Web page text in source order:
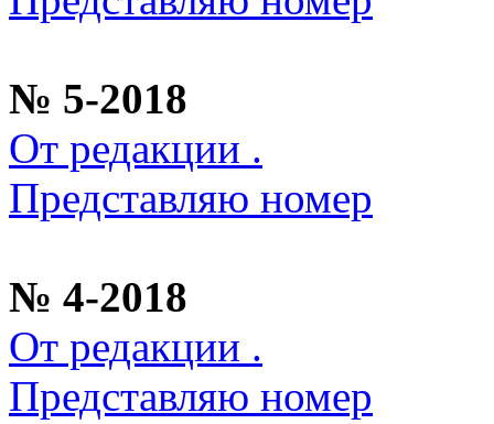
№ 5-2018
От редакции .
Представляю номер
№ 4-2018
От редакции .
Представляю номер